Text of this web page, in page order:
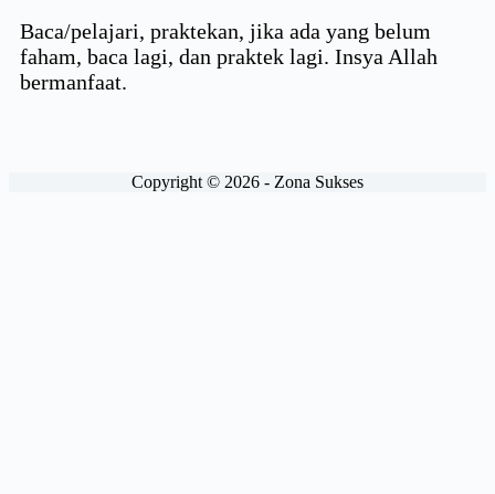
Baca/pelajari, praktekan, jika ada yang belum
faham, baca lagi, dan praktek lagi. Insya Allah
bermanfaat.
Copyright © 2026 - Zona Sukses